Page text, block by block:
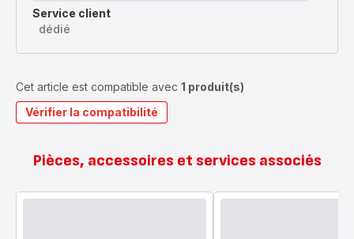
Service client
dédié
Cet article est compatible avec 1 produit(s)
Vérifier la compatibilité
Pièces, accessoires et services associés